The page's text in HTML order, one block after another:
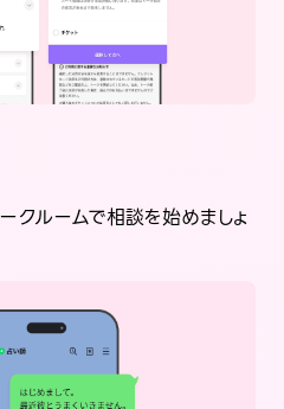
クルームで相談を始めましょ